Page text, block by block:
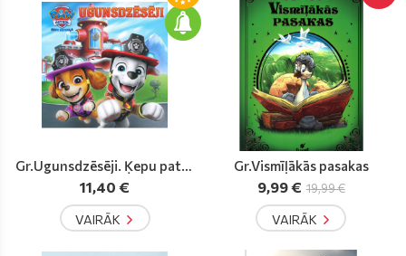
Gr.Ugunsdzēsēji. Ķepu patru
ļa
11,40 €
VAIRĀK
Gr.Vismīļākās pasakas
9,99 € 19,99 €
VAIRĀK